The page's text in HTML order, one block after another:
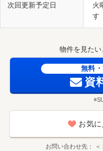
次回更新予定日
火
す
物件を見た
無料
資
お気
お問い合わせ先